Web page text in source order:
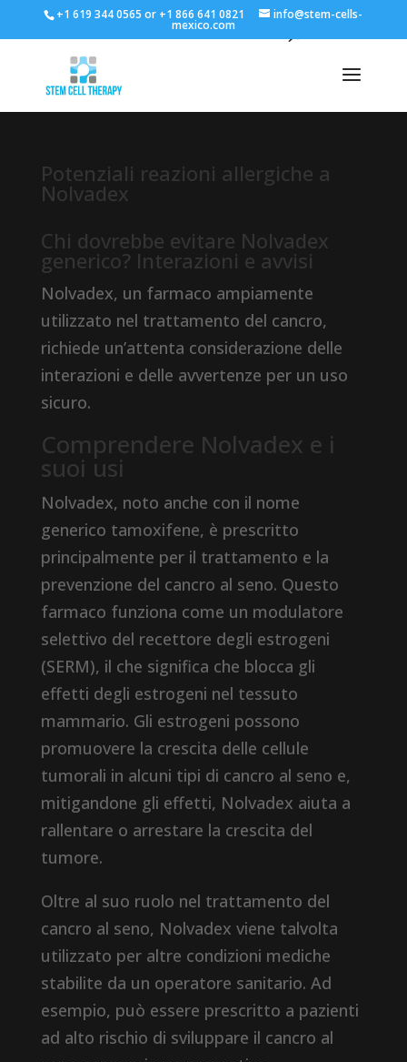
+1 619 344 0565 or +1 866 641 0821 info@stem-cells-
mexico.com
Potenziali reazioni allergiche a
Nolvadex
Chi dovrebbe evitare Nolvadex
generico? Interazioni e avvisi
Nolvadex, un farmaco ampiamente
utilizzato nel trattamento del cancro,
richiede un’attenta considerazione delle
interazioni e delle avvertenze per un uso
sicuro.
Comprendere Nolvadex e i
suoi usi
Nolvadex, noto anche con il nome
generico tamoxifene, è prescritto
principalmente per il trattamento e la
prevenzione del cancro al seno. Questo
farmaco funziona come un modulatore
selettivo del recettore degli estrogeni
(SERM), il che significa che blocca gli
effetti degli estrogeni nel tessuto
mammario. Gli estrogeni possono
promuovere la crescita delle cellule
tumorali in alcuni tipi di cancro al seno e,
mitigandone gli effetti, Nolvadex aiuta a
rallentare o arrestare la crescita del
tumore.
Oltre al suo ruolo nel trattamento del
cancro al seno, Nolvadex viene talvolta
utilizzato per altre condizioni mediche
stabilite da un operatore sanitario. Ad
esempio, può essere prescritto a pazienti
ad alto rischio di sviluppare il cancro al